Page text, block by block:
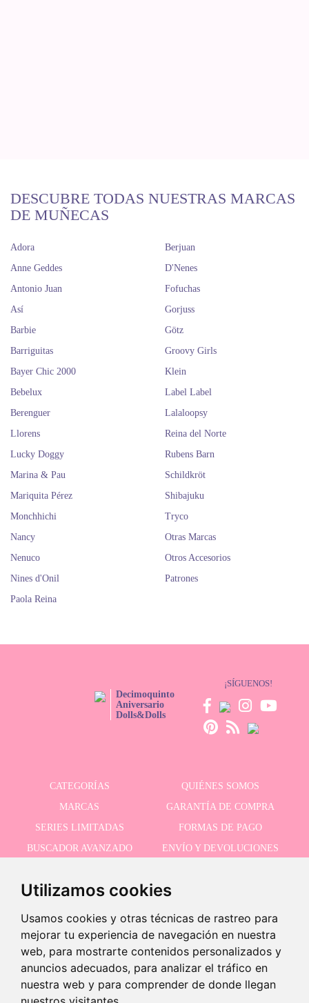
Utilizamos cookies
Usamos cookies y otras técnicas de rastreo para
mejorar tu experiencia de navegación en nuestra
web, para mostrarte contenidos personalizados y
anuncios adecuados, para analizar el tráfico en
nuestra web y para comprender de donde llegan
DESCUBRE TODAS NUESTRAS MARCAS
DE MUÑECAS
Adora
Anne Geddes
Antonio Juan
Así
Barbie
Barriguitas
Bayer Chic 2000
Bebelux
Berenguer
Berjuan
D'Nenes
Fofuchas
Gorjuss
Götz
Groovy Girls
Klein
Label Label
Lalaloopsy
Llorens
Lucky Doggy
Marina & Pau
Mariquita Pérez
Monchhichi
Nancy
Nenuco
Nines d'Onil
Paola Reina
Reina del Norte
Rubens Barn
Schildkröt
Shibajuku
Tryco
Otras Marcas
Otros Accesorios
Patrones
Decimoquinto
Aniversario
Dolls&Dolls
¡SÍGUENOS!
CATEGORÍAS
QUIÉNES SOMOS
MARCAS
GARANTÍA DE COMPRA
SERIES LIMITADAS
FORMAS DE PAGO
BUSCADOR AVANZADO
ENVÍO Y DEVOLUCIONES
RECIBE NUESTRAS ÚLTIMAS NOVEDADES
Acepto la política de privacidad